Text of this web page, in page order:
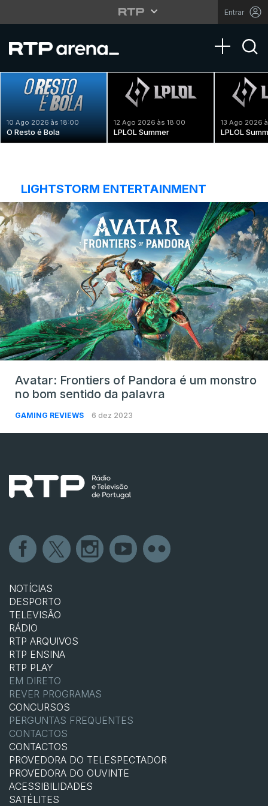
Entrar
Toggle
10 Ago 2026 às 18:00
O Resto é Bola
12 Ago 2026 às 18:00
LPLOL Summer
13 Ago 2026
LPLOL
LIGHTSTORM ENTERTAINMENT
Avatar: Frontiers of Pandora é um monstro
no bom sentido da palavra
GAMING REVIEWS 6 dez 2023
NOTÍCIAS
DESPORTO
TELEVISÃO
RÁDIO
RTP ARQUIVOS
RTP ENSINA
RTP PLAY
EM DIRETO
REVER PROGRAMAS
CONCURSOS
PERGUNTAS FREQUENTES
CONTACTOS
CONTACTOS
PROVEDORA DO TELESPECTADOR
PROVEDORA DO OUVINTE
ACESSIBILIDADES
SATÉLITES